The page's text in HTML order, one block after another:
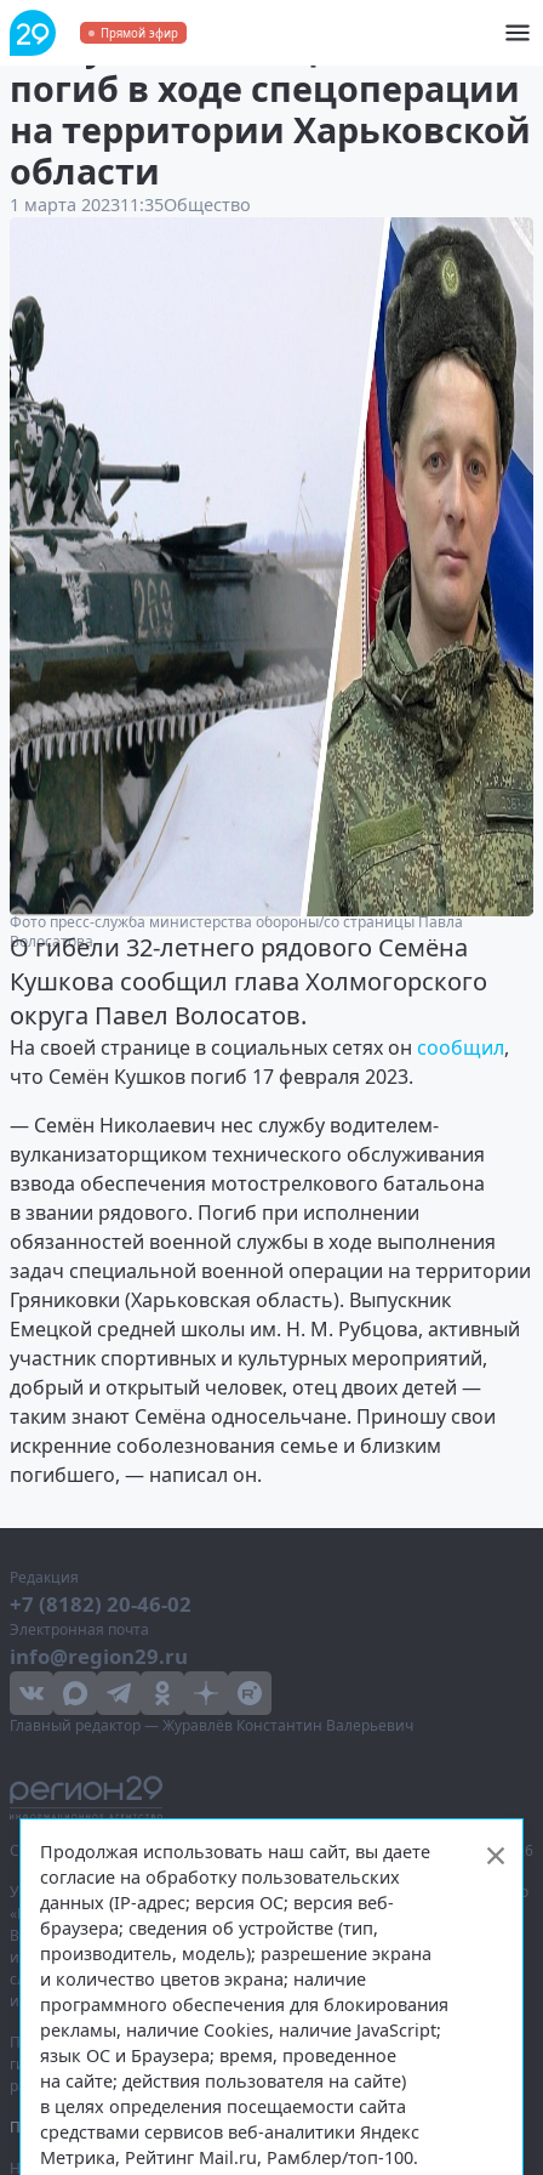
Прямой эфир
Выпускник Емецкой школы
погиб в ходе спецоперации
на территории Харьковской
области
1 марта 202311:35Общество
Фото пресс-служба министерства обороны/со страницы Павла
Волосатова
О гибели 32-летнего рядового Семёна
Кушкова сообщил глава Холмогорского
округа Павел Волосатов.
На своей странице в социальных сетях он сообщил,
что Семён Кушков погиб 17 февраля 2023.
— Семён Николаевич нес службу водителем-
вулканизаторщиком технического обслуживания
взвода обеспечения мотострелкового батальона
в звании рядового. Погиб при исполнении
обязанностей военной службы в ходе выполнения
задач специальной военной операции на территории
Гряниковки (Харьковская область). Выпускник
Емецкой средней школы им. Н. М. Рубцова, активный
участник спортивных и культурных мероприятий,
добрый и открытый человек, отец двоих детей —
таким знают Семёна односельчане. Приношу свои
искренние соболезнования семье и близким
погибшего, — написал он.
Редакция
+7 (8182) 20-46-02
Электронная почта
info@region29.ru
Главный редактор — Журавлёв Константин Валерьевич
Сетевое издание «Информационное агентство Регион 29»,
© 2016–2026
Учредитель — общество с ограниченной ответственностью «Агентство
«Правда Севера».
Выписка из реестра зарегистрированных средств массовой
информации:ЭЛ № ФС 77-74226от 09.11.2018 выдано Федеральной
службой по надзору в сфере связи, информационных технологий
и массовых коммуникаций (Роскомнадзор).
При полном или частичном использовании любых материалов
гиперссылка на region29.ruобязательна. Копирование материалов без
разрешения администрации сайта запрещено.
Правовая информация.
На информационном ресурсе применяютсярекомендательные
Продолжая использовать наш сайт, вы даете
согласие на обработку пользовательских
данных (IP-адрес; версия ОС; версия веб-
браузера; сведения об устройстве (тип,
производитель, модель); разрешение экрана
и количество цветов экрана; наличие
программного обеспечения для блокирования
рекламы, наличие Cookies, наличие JavaScript;
язык ОС и Браузера; время, проведенное
на сайте; действия пользователя на сайте)
в целях определения посещаемости сайта
средствами сервисов веб-аналитики Яндекс
Метрика, Рейтинг Mail.ru, Рамблер/топ-100.